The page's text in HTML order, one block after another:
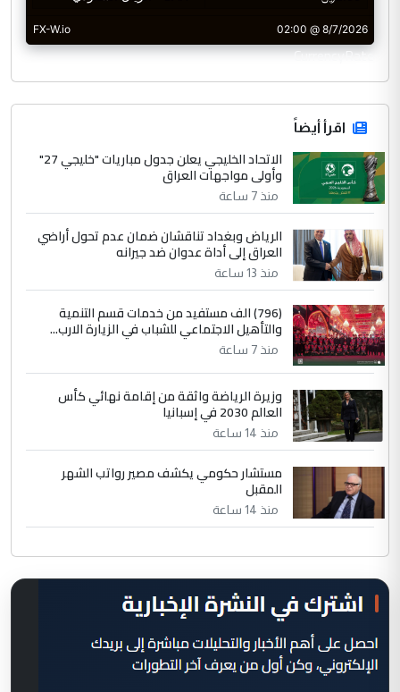
CurrencyRate
اقرأ أيضاً
الاتحاد الخليجي يعلن جدول مباريات "خليجي 27"
وأولى مواجهات العراق
منذ 7 ساعة
الرياض وبغداد تناقشان ضمان عدم تحول أراضي
العراق إلى أداة عدوان ضد جيرانه
منذ 13 ساعة
(796) الف مستفيد من خدمات قسم التنمية
والتأهيل الاجتماعي للشباب في الزيارة الارب...
منذ 7 ساعة
وزيرة الرياضة واثقة من إقامة نهائي كأس
العالم 2030 في إسبانيا
منذ 14 ساعة
مستشار حكومي يكشف مصير رواتب الشهر
المقبل
منذ 14 ساعة